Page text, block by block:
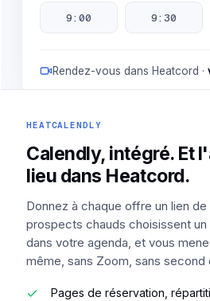
9:00 9:30
Rendez-vous dans Heatcord ·
HEATCALENDLY
Calendly, intégré. Et
lieu dans Heatcord.
Donnez à chaque offre un lien
prospects chauds choisissent un
dans votre agenda, et vous
même, sans Zoom, sans second
Pages de réservation,